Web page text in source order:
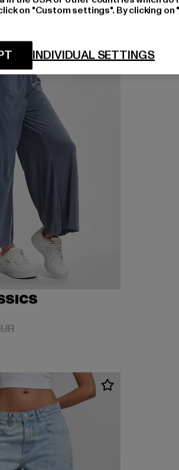
EUR
Aktionspreis: 29,99 EUR
on "Custom settings". By clicking
INDIVIDUAL SETTINGS